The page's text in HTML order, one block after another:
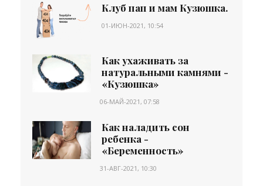
Клуб пап и мам Кузюшка.
01-ИЮН-2021, 10:54
Как ухаживать за
натуральными камнями -
«Кузюшка»
06-МАЙ-2021, 07:58
Как наладить сон
ребенка -
«Беременность»
31-АВГ-2021, 10:30